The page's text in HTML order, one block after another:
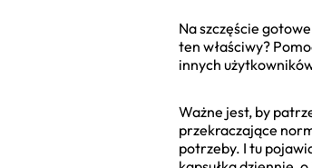
Na szczęście
ten właściwy?
innych
Ważne jest, by
przekraczające
potrzeby. I tu